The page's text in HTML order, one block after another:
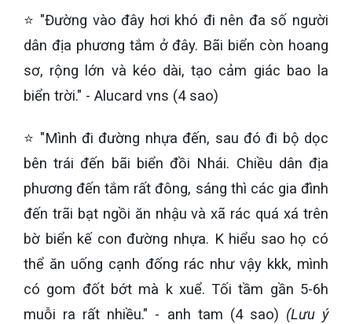
⭐ "Đường vào đây hơi khó đi nên đa số người
dân địa phương tắm ở đây. Bãi biển còn hoang
sơ, rộng lớn và kéo dài, tạo cảm giác bao la
biển trời." - Alucard vns (4 sao)
⭐ "Mình đi đường nhựa đến, sau đó đi bộ dọc
bên trái đến bãi biển đồi Nhái. Chiều dân địa
phương đến tắm rất đông, sáng thì các gia đình
đến trãi bạt ngồi ăn nhậu và xã rác quá xá trên
bờ biển kế con đường nhựa. K hiểu sao họ có
thể ăn uống cạnh đống rác như vậy kkk, mình
có gom đốt bớt mà k xuể. Tối tầm gần 5-6h
muỗi ra rất nhiều." - anh tam (4 sao) (Lưu ý